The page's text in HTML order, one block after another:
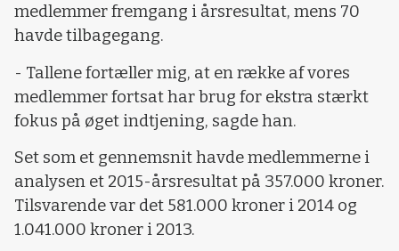
medlemmer fremgang i årsresultat, mens 70
havde tilbagegang.
- Tallene fortæller mig, at en række af vores
medlemmer fortsat har brug for ekstra stærkt
fokus på øget indtjening, sagde han.
Set som et gennemsnit havde medlemmerne i
analysen et 2015-årsresultat på 357.000 kroner.
Tilsvarende var det 581.000 kroner i 2014 og
1.041.000 kroner i 2013.